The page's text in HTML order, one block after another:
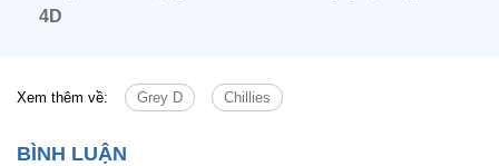
4D
Xem thêm về: Grey D Chillies